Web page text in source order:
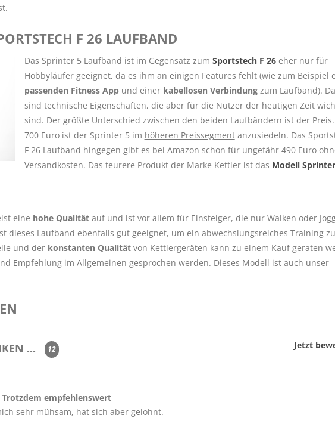
F 26 LAUFBAND
Das Sprinter 5 Laufband ist im Gegensatz zum Sportstech F 26eher nur für
Hobbyläufer geeignet, da es ihm an einigen Features fehlt (wie zum Beispiel
passenden Fitness Appund einer kabellosen Verbindungzum Laufband).
sind technische Eigenschaften, die aber für die Nutzer der heutigen Zeit
sind. Der größte Unterschied zwischen den beiden Laufbändern ist der
700 Euro ist der Sprinter 5 im höheren Preissegmentanzusiedeln. Das
F 26 Laufband hingegen gibt es bei Amazon schon für ungefähr 490 Euro
Versandkosten. Das teurere Produkt der Marke Kettler ist das Modell
eine hohe Qualitätauf und ist vor allem für Einsteiger, die nur Walken oder
dieses Laufband ebenfalls gut geeignet, um ein abwechslungsreiches Training zu
und der konstanten Qualitätvon Kettlergeräten kann zu einem Kauf geraten
Empfehlung im Allgemeinen gesprochen werden. Dieses Modell ist auch unser
... 12 Jetzt
empfehlenswert
sehr mühsam, hat sich aber gelohnt.